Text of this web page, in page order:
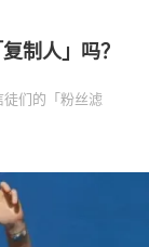
制人」吗？
们的「粉丝滤